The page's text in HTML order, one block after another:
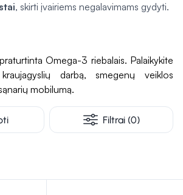
, skirti įvairiems negalavimams gydyti.
padėti palaikyti normalią širdies
refliuksą. Šios priemonės gali
savijautai gerinti.
Omega-3 riebalais. Palaikykite
darbą, smegenų veiklos
mobilumą.
Filtrai (0)